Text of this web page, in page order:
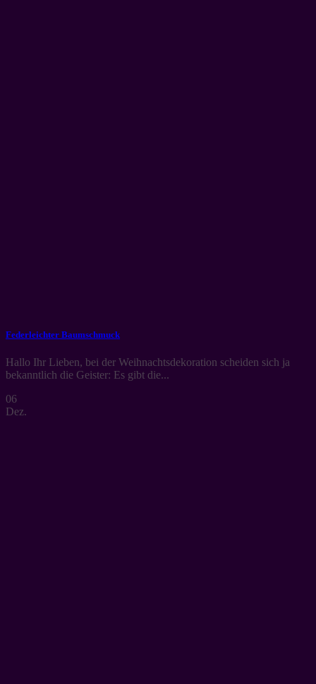
Federleichter Baumschmuck
Hallo Ihr Lieben, bei der Weihnachtsdekoration scheiden sich ja
bekanntlich die Geister: Es gibt die...
06
Dez.